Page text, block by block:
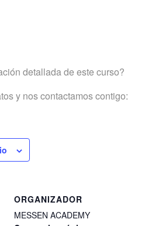
detallada de este curso?
y nos contactamos contigo:
ORGANIZADOR
MESSEN ACADEMY